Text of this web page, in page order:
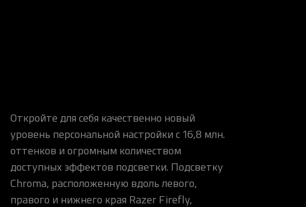
Откройте для себя качественно новый
уровень персональной настройки с 16,8 млн.
оттенков и огромным количеством
доступных эффектов подсветки. Подсветку
Chroma, расположенную вдоль левого,
правого и нижнего края Razer Firefly,